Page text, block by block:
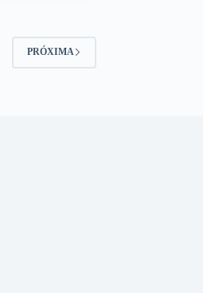
PRÓXIMA